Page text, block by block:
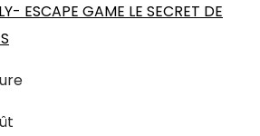
ESCAPE GAME LE SECRET DE